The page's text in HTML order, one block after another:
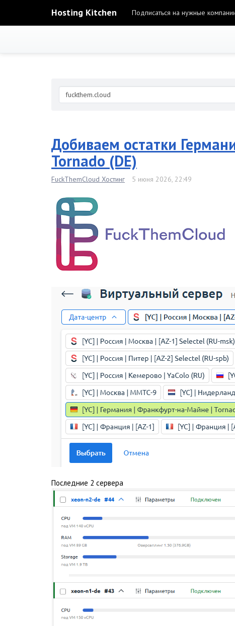
Hosting Kitchen Подписаться на нужные
Добиваем остатки
Tornado (DE)
FuckThemCloud Хостинг 5 июня 2026, 22:49
Последние 2 сервера